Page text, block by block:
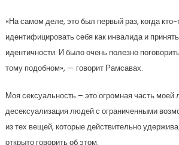
«На самом деле, это был первый раз, когда
идентифицировать себя как инвалида и
идентичности. И было очень полезно
тому подобном», — говорит Рамсавах.
Моя сексуальность – это огромная часть моей
десексуализация людей с ограниченными
из тех вещей, которые действительно
открыто говорить об этом.